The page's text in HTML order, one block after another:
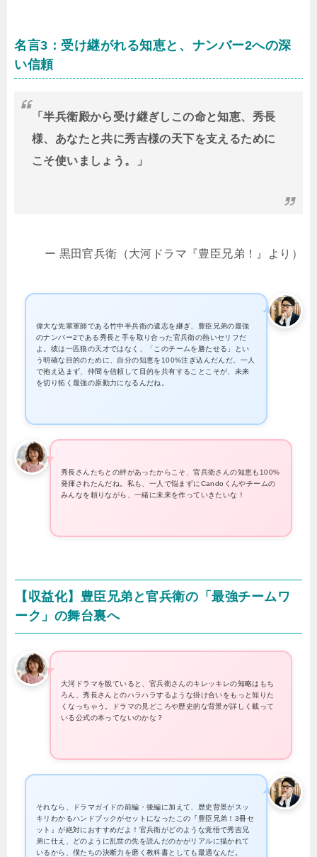
名言3：受け継がれる知恵と、ナンバー2への深
い信頼
「半兵衛殿から受け継ぎしこの命と知恵、秀長
様、あなたと共に秀吉様の天下を支えるために
こそ使いましょう。」
ー 黒田官兵衛（大河ドラマ『豊臣兄弟！』より）
偉大な先輩軍師である竹中半兵衛の遺志を継ぎ、豊臣兄弟の最強
のナンバー2である秀長と手を取り合った官兵衛の熱いセリフだ
よ。彼は一匹狼の天才ではなく、「このチームを勝たせる」とい
う明確な目的のために、自分の知恵を100%注ぎ込んだんだ。一人
で抱え込まず、仲間を信頼して目的を共有することこそが、未来
を切り拓く最強の原動力になるんだね。
秀長さんたちとの絆があったからこそ、官兵衛さんの知恵も100%
発揮されたんだね。私も、一人で悩まずにCandoくんやチームの
みんなを頼りながら、一緒に未来を作っていきたいな！
【収益化】豊臣兄弟と官兵衛の「最強チームワ
ーク」の舞台裏へ
大河ドラマを観ていると、官兵衛さんのキレッキレの知略はもち
ろん、秀長さんとのハラハラするような掛け合いをもっと知りた
くなっちゃう。ドラマの見どころや歴史的な背景が詳しく載って
いる公式の本ってないのかな？
それなら、ドラマガイドの前編・後編に加えて、歴史背景がスッ
キリわかるハンドブックがセットになったこの『豊臣兄弟！3冊セ
ット』が絶対におすすめだよ！官兵衛がどのような覚悟で秀吉兄
弟に仕え、どのように乱世の先を読んだのかがリアルに描かれて
いるから、僕たちの決断力を磨く教科書としても最適なんだ。